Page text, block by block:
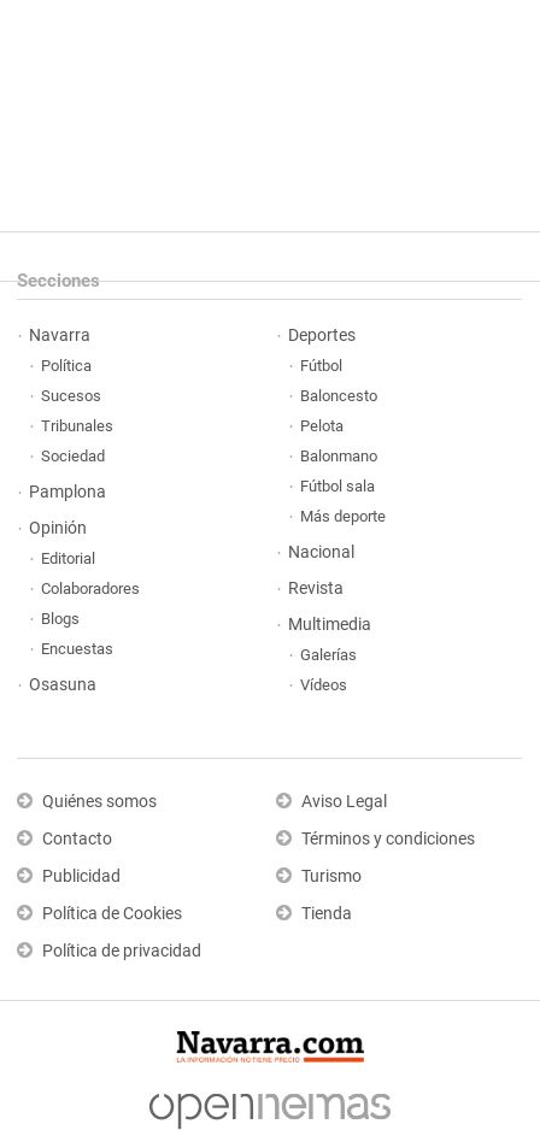
Secciones
Navarra
Política
Sucesos
Tribunales
Sociedad
Pamplona
Opinión
Editorial
Colaboradores
Blogs
Encuestas
Osasuna
Deportes
Fútbol
Baloncesto
Pelota
Balonmano
Fútbol sala
Más deporte
Nacional
Revista
Multimedia
Galerías
Vídeos
Quiénes somos
Contacto
Publicidad
Política de Cookies
Política de privacidad
Aviso Legal
Términos y condiciones
Turismo
Tienda